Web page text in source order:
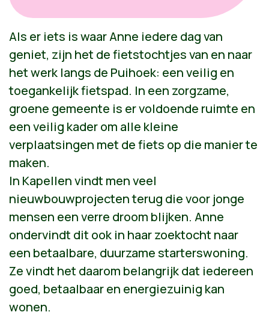
Als er iets is waar Anne iedere dag van
geniet, zijn het de fietstochtjes van en naar
het werk langs de Puihoek: een veilig en
toegankelijk fietspad. In een zorgzame,
groene gemeente is er voldoende ruimte en
een veilig kader om alle kleine
verplaatsingen met de fiets op die manier te
maken.
In Kapellen vindt men veel
nieuwbouwprojecten terug die voor jonge
mensen een verre droom blijken. Anne
ondervindt dit ook in haar zoektocht naar
een betaalbare, duurzame starterswoning.
Ze vindt het daarom belangrijk dat iedereen
goed, betaalbaar en energiezuinig kan
wonen.